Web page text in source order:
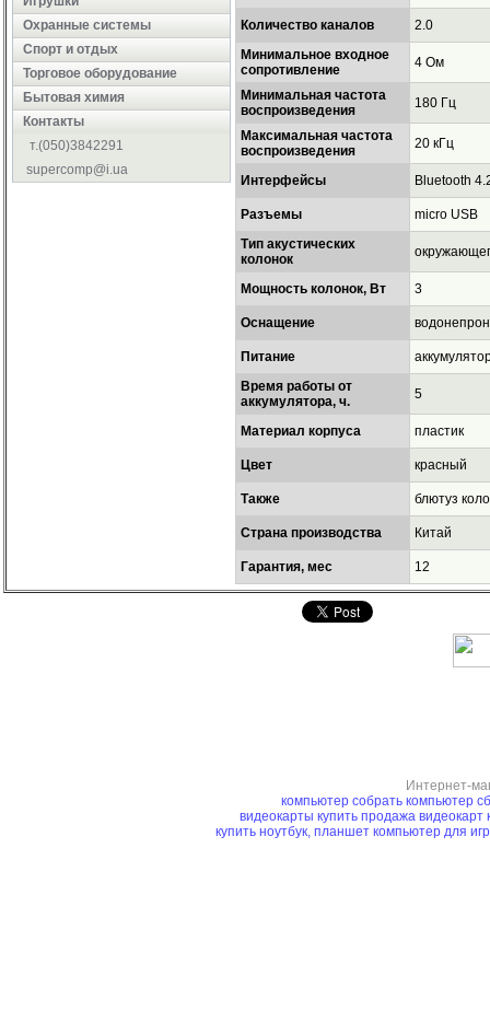
Охранные системы
Cпорт и отдых
Торговое оборудование
Бытовая химия
Контакты
т.(050)3842291
supercomp@i.ua
Количество каналов
2.0
Минимальное входное
сопротивление
4 Ом
Минимальная частота
воспроизведения
180 Гц
Максимальная частота
воспроизведения
20 кГц
Интерфейсы Bluetooth
Разъемы
micro USB
Тип акустических
колонок
Мощность колонок, Вт 3
Оснащение
Питание
Время работы от
аккумулятора, ч.
5
Материал корпуса пластик
Цвет красный
Также блютуз
Страна производства Китай
Гарантия, мес 12
Интернет-
компьютер собрать компьютер
видеокарты купить продажа видеокарт
купить ноутбук, планшет компьютер для